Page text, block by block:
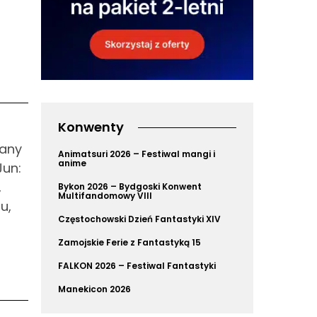
Konwenty
Animatsuri 2026 – Festiwal mangi i
anime
Bykon 2026 – Bydgoski Konwent
Multifandomowy VIII
Częstochowski Dzień Fantastyki XIV
Zamojskie Ferie z Fantastyką 15
FALKON 2026 – Festiwal Fantastyki
Manekicon 2026